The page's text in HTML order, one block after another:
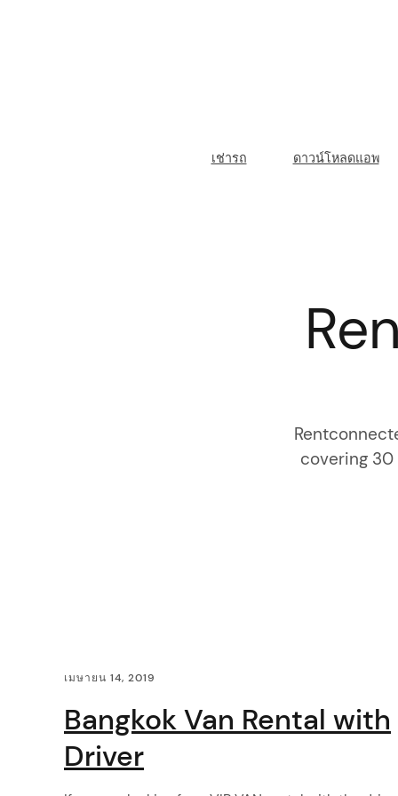
n
เช่ารถ ดาวน์โหลดแอพ
covering 30
o
n
t
เมษายน 14, 2019
Bangkok Van Rental with
Driver